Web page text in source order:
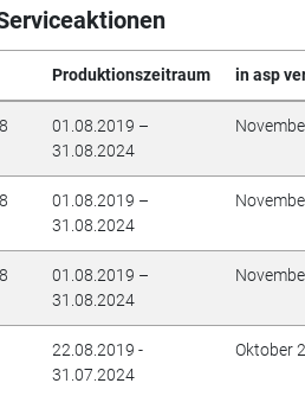
Produktionszeitraum in asp
01.08.2019 –
31.08.2024
01.08.2019 –
31.08.2024
01.08.2019 –
31.08.2024
22.08.2019 -
31.07.2024
Oktober